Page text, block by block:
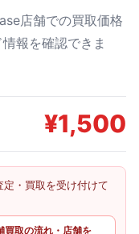
店舗での買取価格
情報を確認できま
¥1,500
定・買取を受け付けて
買取の流れ・店舗を